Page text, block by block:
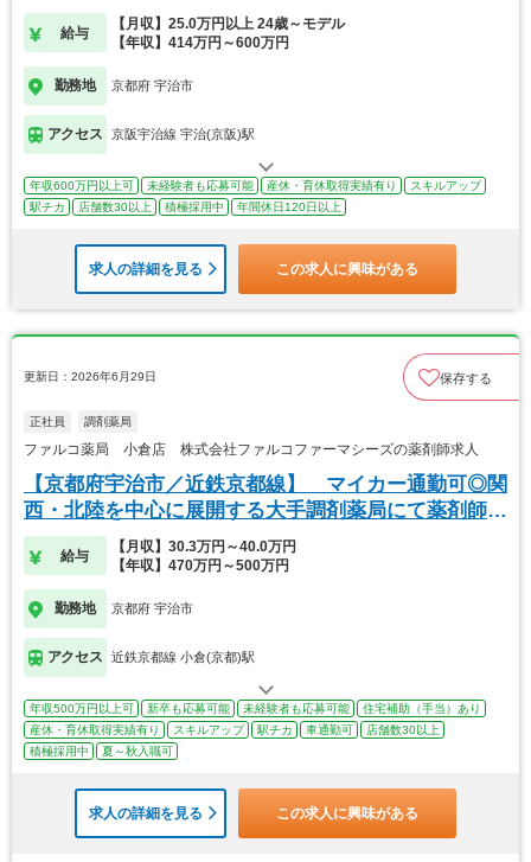
給与
【月収】25.0万円以上 24歳～モデル
【年収】414万円～600万円
勤務地 京都府 宇治市
アクセス 京阪宇治線 宇治(京阪)駅
年収600万円以上可 未経験者も応募可能 産休・育休取得実績有り
スキルアップ
駅チカ
店舗数30以上 積極採用中 年間休日120日以上
求人の詳細を見る この求人に興味がある
更新日：2026年6月29日 保存する
正社員 調剤薬局
ファルコ薬局 小倉店 株式会社ファルコファーマシーズの薬剤師求人
【京都府宇治市／近鉄京都線】 マイカー通勤可◎関
西・北陸を中心に展開する大手調剤薬局にて薬剤師の
募集
給与
【月収】30.3万円～40.0万円
【年収】470万円～500万円
勤務地 京都府 宇治市
アクセス 近鉄京都線 小倉(京都)駅
年収500万円以上可 新卒も応募可能 未経験者も応募可能
住宅補助（手当）あり
産休・育休取得実績有り
スキルアップ 駅チカ 車通勤可
店舗数30以上
積極採用中
夏～秋入職可
求人の詳細を見る この求人に興味がある